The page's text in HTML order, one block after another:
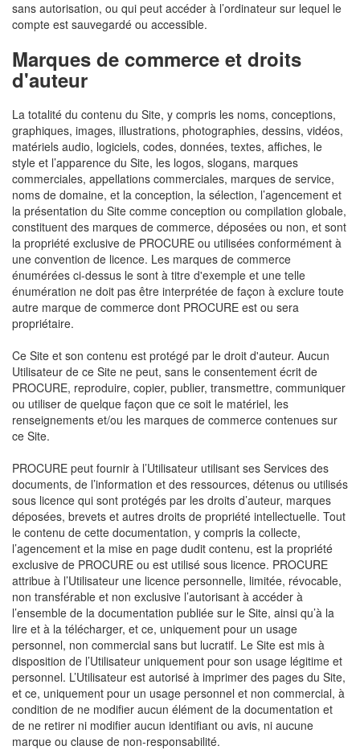
sans autorisation, ou qui peut accéder à l’ordinateur sur lequel le
compte est sauvegardé ou accessible.
Marques de commerce et droits
d'auteur
La totalité du contenu du Site, y compris les noms, conceptions,
graphiques, images, illustrations, photographies, dessins, vidéos,
matériels audio, logiciels, codes, données, textes, affiches, le
style et l’apparence du Site, les logos, slogans, marques
commerciales, appellations commerciales, marques de service,
noms de domaine, et la conception, la sélection, l’agencement et
la présentation du Site comme conception ou compilation globale,
constituent des marques de commerce, déposées ou non, et sont
la propriété exclusive de PROCURE ou utilisées conformément à
une convention de licence. Les marques de commerce
énumérées ci-dessus le sont à titre d'exemple et une telle
énumération ne doit pas être interprétée de façon à exclure toute
autre marque de commerce dont PROCURE est ou sera
propriétaire.
Ce Site et son contenu est protégé par le droit d'auteur. Aucun
Utilisateur de ce Site ne peut, sans le consentement écrit de
PROCURE, reproduire, copier, publier, transmettre, communiquer
ou utiliser de quelque façon que ce soit le matériel, les
renseignements et/ou les marques de commerce contenues sur
ce Site.
PROCURE peut fournir à l’Utilisateur utilisant ses Services des
documents, de l’information et des ressources, détenus ou utilisés
sous licence qui sont protégés par les droits d’auteur, marques
déposées, brevets et autres droits de propriété intellectuelle. Tout
le contenu de cette documentation, y compris la collecte,
l’agencement et la mise en page dudit contenu, est la propriété
exclusive de PROCURE ou est utilisé sous licence. PROCURE
attribue à l’Utilisateur une licence personnelle, limitée, révocable,
non transférable et non exclusive l’autorisant à accéder à
l’ensemble de la documentation publiée sur le Site, ainsi qu’à la
lire et à la télécharger, et ce, uniquement pour un usage
personnel, non commercial sans but lucratif. Le Site est mis à
disposition de l’Utilisateur uniquement pour son usage légitime et
personnel. L’Utilisateur est autorisé à imprimer des pages du Site,
et ce, uniquement pour un usage personnel et non commercial, à
condition de ne modifier aucun élément de la documentation et
de ne retirer ni modifier aucun identifiant ou avis, ni aucune
marque ou clause de non-responsabilité.